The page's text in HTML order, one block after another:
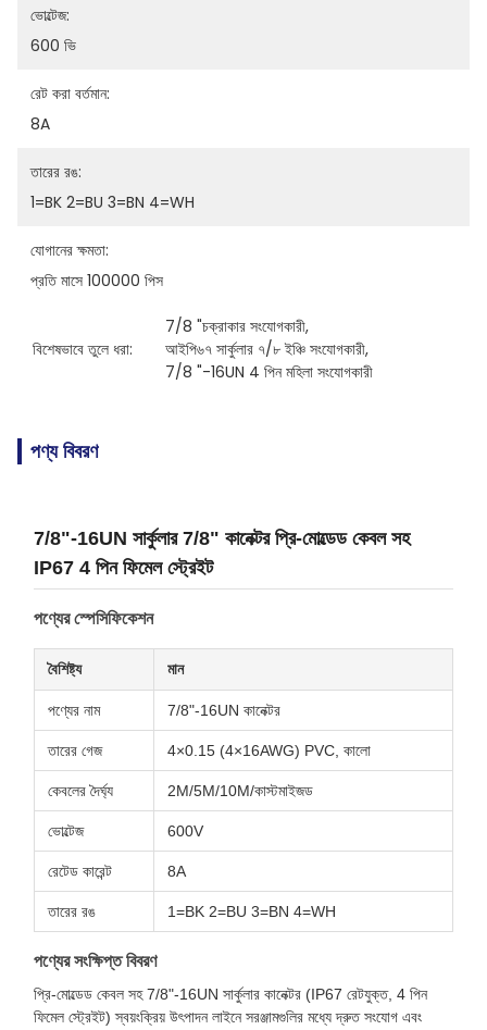
ভোল্টেজ:
600 ভি
রেট করা বর্তমান:
8A
তারের রঙ:
1=BK 2=BU 3=BN 4=WH
যোগানের ক্ষমতা:
প্রতি মাসে 100000 পিস
বিশেষভাবে তুলে ধরা:
7/8 "চক্রাকার সংযোগকারী,
আইপি৬৭ সার্কুলার ৭/৮ ইঞ্চি সংযোগকারী,
7/8 "-16UN 4 পিন মহিলা সংযোগকারী
পণ্য বিবরণ
7/8"-16UN সার্কুলার 7/8" কানেক্টর প্রি-মোল্ডেড কেবল সহ
IP67 4 পিন ফিমেল স্ট্রেইট
পণ্যের স্পেসিফিকেশন
বৈশিষ্ট্য মান
পণ্যের নাম 7/8"-16UN কানেক্টর
তারের গেজ 4×0.15 (4×16AWG) PVC, কালো
কেবলের দৈর্ঘ্য 2M/5M/10M/কাস্টমাইজড
ভোল্টেজ 600V
রেটেড কারেন্ট 8A
তারের রঙ 1=BK 2=BU 3=BN 4=WH
পণ্যের সংক্ষিপ্ত বিবরণ
প্রি-মোল্ডেড কেবল সহ 7/8"-16UN সার্কুলার কানেক্টর (IP67 রেটযুক্ত, 4 পিন
ফিমেল স্ট্রেইট) স্বয়ংক্রিয় উৎপাদন লাইনে সরঞ্জামগুলির মধ্যে দ্রুত সংযোগ এবং